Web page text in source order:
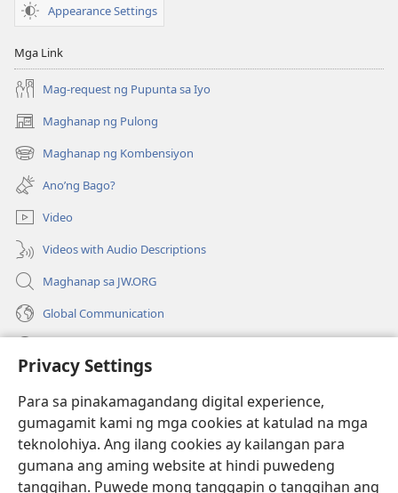
Privacy Settings
Para sa pinakamagandang digital experience,
gumagamit kami ng mga cookies at katulad na mga
teknolohiya. Ang ilang cookies ay kailangan para
gumana ang aming website at hindi puwedeng
tanggihan. Puwede mong tanggapin o tanggihan ang
2000
Appearance Settings
Mga Link
Mag-request ng Pupunta sa Iyo
Maghanap ng Pulong
(may
bubukas
na
bagong
window)
Maghanap ng Kombensiyon
(may
bubukas
na
bagong
window)
Ano’ng Bago?
Video
Videos with Audio Descriptions
Maghanap sa JW.ORG
Global Communication
(may
na
bagong
window)
Watchtower ONLINE LIBRARY™
(may
bubukas
na
JW Hub ®
(may